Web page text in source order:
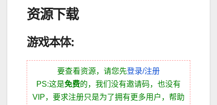
资源下载
游戏本体:
要查看资源，请您先登录/注册
PS:这是免费的，我们没有邀请码，也没有
VIP，要求注册只是为了拥有更多用户，帮助